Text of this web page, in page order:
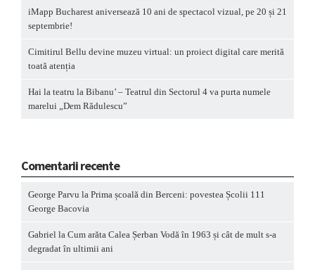
iMapp Bucharest aniversează 10 ani de spectacol vizual, pe 20 și 21
septembrie!
Cimitirul Bellu devine muzeu virtual: un proiect digital care merită
toată atenția
Hai la teatru la Bibanu’ – Teatrul din Sectorul 4 va purta numele
marelui „Dem Rădulescu”
Comentarii recente
George Parvu la Prima școală din Berceni: povestea Școlii 111
George Bacovia
Gabriel la Cum arăta Calea Șerban Vodă în 1963 și cât de mult s-a
degradat în ultimii ani